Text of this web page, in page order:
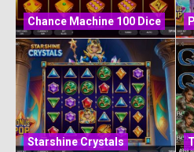
Chance Machine 100 Dice
Starshine Crystals